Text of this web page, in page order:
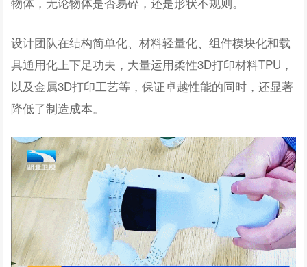
设计团队在结构简单化、材料轻量化、组件模块化和载
具通用化上下足功夫，大量运用柔性3D打印材料TPU，
以及金属3D打印工艺等，保证卓越性能的同时，还显著
降低了制造成本。